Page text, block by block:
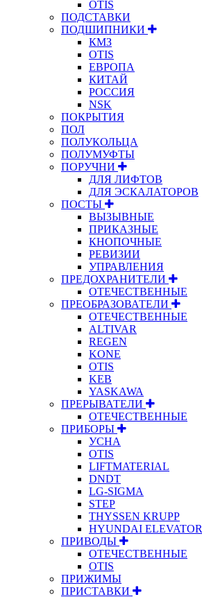
OTIS
ПОДСТАВКИ
ПОДШИПНИКИ
КМЗ
OTIS
ЕВРОПА
КИТАЙ
РОССИЯ
NSK
ПОКРЫТИЯ
ПОЛ
ПОЛУКОЛЬЦА
ПОЛУМУФТЫ
ПОРУЧНИ
ДЛЯ ЛИФТОВ
ДЛЯ ЭСКАЛАТОРОВ
ПОСТЫ
ВЫЗЫВНЫЕ
ПРИКАЗНЫЕ
КНОПОЧНЫЕ
РЕВИЗИИ
УПРАВЛЕНИЯ
ПРЕДОХРАНИТЕЛИ
ОТЕЧЕСТВЕННЫЕ
ПРЕОБРАЗОВАТЕЛИ
ОТЕЧЕСТВЕННЫЕ
ALTIVAR
REGEN
KONE
OTIS
KEB
YASKAWA
ПРЕРЫВАТЕЛИ
ОТЕЧЕСТВЕННЫЕ
ПРИБОРЫ
УСНА
OTIS
LIFTMATERIAL
DNDT
LG-SIGMA
STEP
THYSSEN KRUPP
HYUNDAI ELEVATOR
ПРИВОДЫ
ОТЕЧЕСТВЕННЫЕ
OTIS
ПРИЖИМЫ
ПРИСТАВКИ